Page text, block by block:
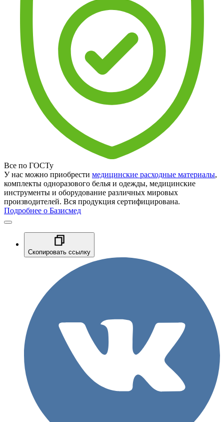
Все по ГОСТу
У нас можно приобрести медицинские расходные материалы,
комплекты одноразового белья и одежды, медицинские
инструменты и оборудование различных мировых
производителей. Вся продукция сертифицирована.
Подробнее о Базисмед
Скопировать ссылку